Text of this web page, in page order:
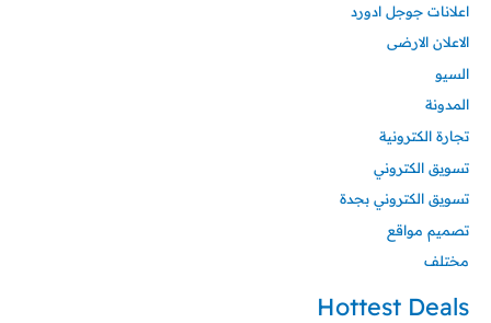
اعلانات جوجل ادورد
الاعلان الارضى
السيو
المدونة
تجارة الكترونية
تسويق الكتروني
تسويق الكتروني بجدة
تصميم مواقع
مختلف
Hottest Deals